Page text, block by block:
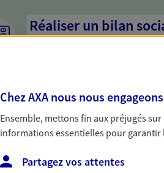
Réaliser un bilan
dresser un bilan complet de
solide pour vous formuler des
besoins.
Accompagner vos
Achat immobilier, installation,
Chez AXA nous nous
Ensemble, mettons fin aux préjugés
informations essentielles pour garantir
Partagez vos attentes